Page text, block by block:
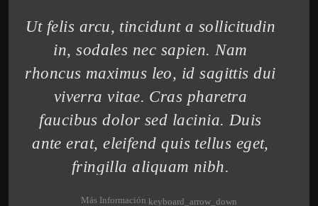
Ut felis arcu, tincidunt a sollicitudin
in, sodales nec sapien. Nam
rhoncus maximus leo, id sagittis dui
viverra vitae. Cras pharetra
faucibus dolor sed lacinia. Duis
ante erat, eleifend quis tellus eget,
fringilla aliquam nibh.
Más Información keyboard_arrow_down